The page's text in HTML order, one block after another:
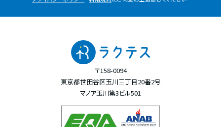
〒158-0094
東京都世田谷区玉川三丁目20番2号
マノア玉川第3ビル501